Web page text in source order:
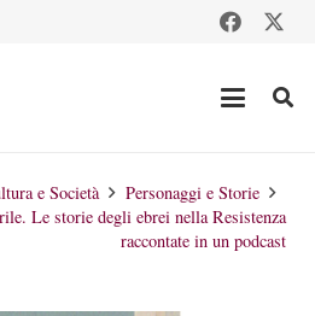
e Società
Personaggi e Storie
Le storie degli ebrei nella Resistenza
raccontate in un podcast